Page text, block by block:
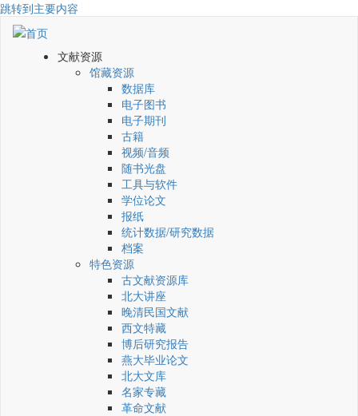
跳转到主要内容
文献资源
馆藏资源
数据库
电子图书
电子期刊
古籍
视频/音频
随书光盘
工具与软件
学位论文
报纸
统计数据/研究数据
档案
特色资源
古文献资源库
北大讲座
晚清民国文献
西文特藏
博后研究报告
燕大毕业论文
北大文库
名家专藏
革命文献